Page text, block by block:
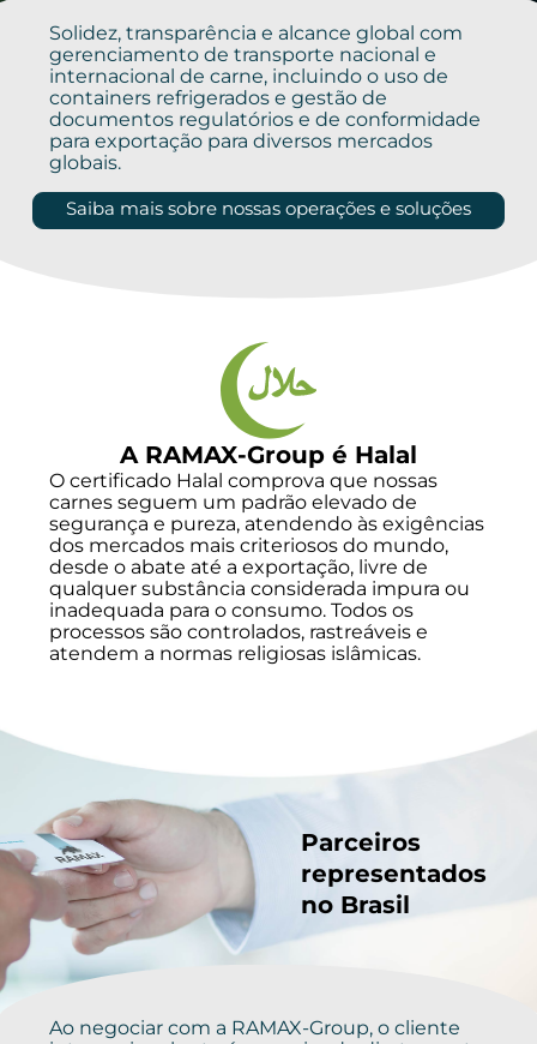
Solidez, transparência e alcance global com
gerenciamento de transporte nacional e
internacional de carne, incluindo o uso de
containers refrigerados e gestão de
documentos regulatórios e de conformidade
para exportação para diversos mercados
globais.
Saiba mais sobre nossas operações e soluções
A RAMAX-Group é Halal
O certificado Halal comprova que nossas
carnes seguem um padrão elevado de
segurança e pureza, atendendo às exigências
dos mercados mais criteriosos do mundo,
desde o abate até a exportação, livre de
qualquer substância considerada impura ou
inadequada para o consumo. Todos os
processos são controlados, rastreáveis e
atendem a normas religiosas islâmicas.
Parceiros
representados
no Brasil
Ao negociar com a RAMAX-Group, o cliente